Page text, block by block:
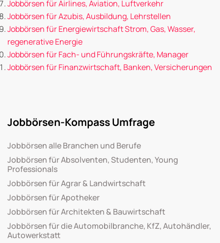
Jobbörsen für Airlines, Aviation, Luftverkehr
Jobbörsen für Azubis, Ausbildung, Lehrstellen
Jobbörsen für Energiewirtschaft Strom, Gas, Wasser,
regenerative Energie
Jobbörsen für Fach- und Führungskräfte, Manager
Jobbörsen für Finanzwirtschaft, Banken, Versicherungen
Jobbörsen-Kompass Umfrage
Jobbörsen alle Branchen und Berufe
Jobbörsen für Absolventen, Studenten, Young
Professionals
Jobbörsen für Agrar & Landwirtschaft
Jobbörsen für Apotheker
Jobbörsen für Architekten & Bauwirtschaft
Jobbörsen für die Automobilbranche, KfZ, Autohändler,
Autowerkstatt